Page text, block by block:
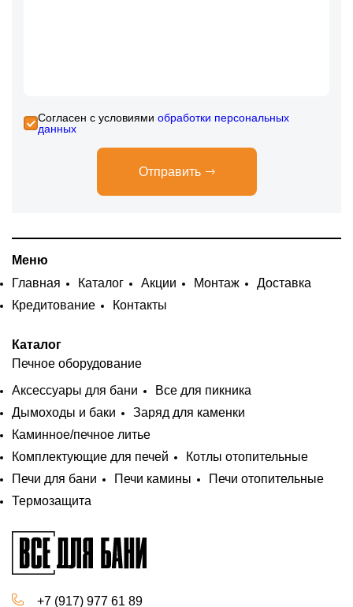
Cогласен с условиями обработки персональных
данных
Отправить
Меню
Главная
Каталог Акции Монтаж
Доставка
Кредитование
Контакты
Каталог
Печное оборудование
Аксессуары для бани
Все для пикника
Дымоходы и баки
Заряд для каменки
Каминное/печное литье
Комплектующие для печей
Котлы отопительные
Печи для бани
Печи камины
Печи отопительные
Термозащита
+7 (917) 977 61 89